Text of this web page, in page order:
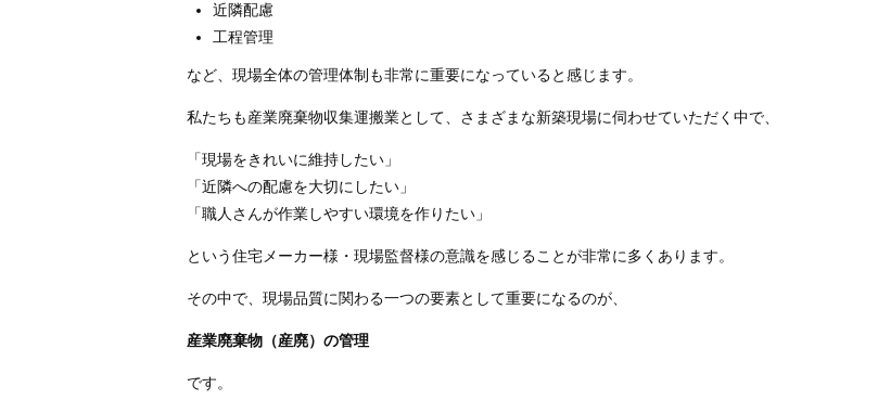
近隣配慮
工程管理
など、現場全体の管理体制も非常に重要になっていると感じます。
私たちも産業廃棄物収集運搬業として、さまざまな新築現場に伺わせていただく中で、
「現場をきれいに維持したい」
「近隣への配慮を大切にしたい」
「職人さんが作業しやすい環境を作りたい」
という住宅メーカー様・現場監督様の意識を感じることが非常に多くあります。
その中で、現場品質に関わる一つの要素として重要になるのが、
産業廃棄物（産廃）の管理
です。